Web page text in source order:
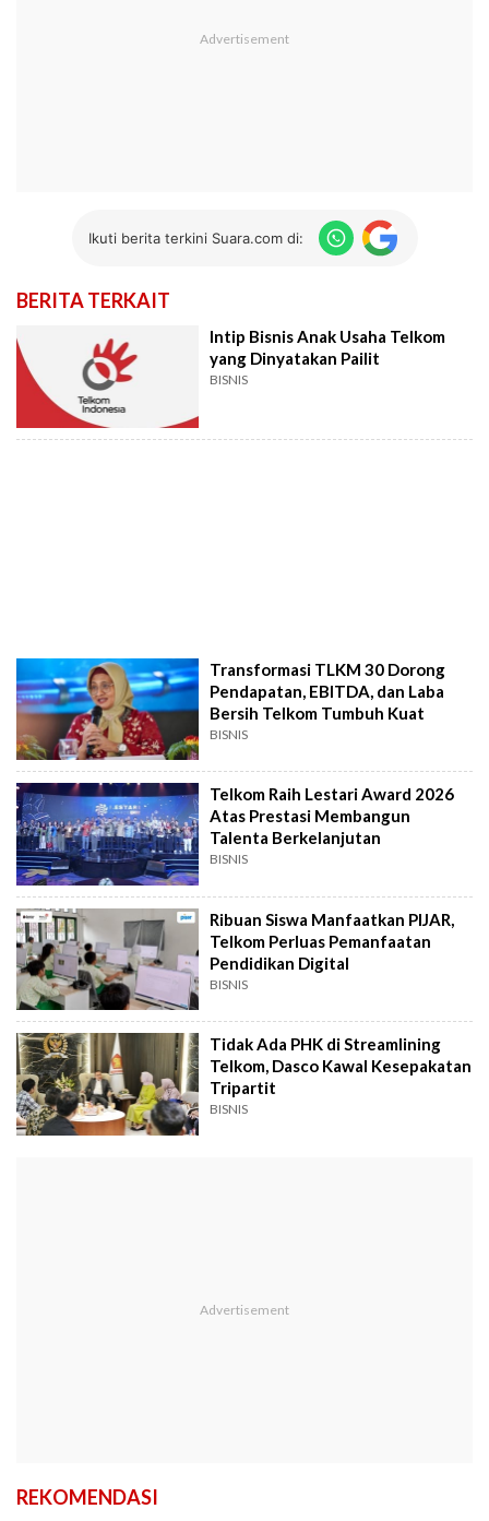
Ikuti berita terkini Suara.com di:
BERITA TERKAIT
Intip Bisnis Anak Usaha Telkom
yang Dinyatakan Pailit
BISNIS
Transformasi TLKM 30 Dorong
Pendapatan, EBITDA, dan Laba
Bersih Telkom Tumbuh Kuat
BISNIS
Telkom Raih Lestari Award 2026
Atas Prestasi Membangun
Talenta Berkelanjutan
BISNIS
Ribuan Siswa Manfaatkan PIJAR,
Telkom Perluas Pemanfaatan
Pendidikan Digital
BISNIS
Tidak Ada PHK di Streamlining
Telkom, Dasco Kawal Kesepakatan
Tripartit
BISNIS
REKOMENDASI